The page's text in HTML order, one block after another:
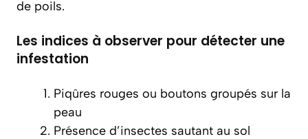
de poils.
Les indices à observer pour détecter une
infestation
Piqûres rouges ou boutons groupés sur la
peau
Présence d’insectes sautant au sol